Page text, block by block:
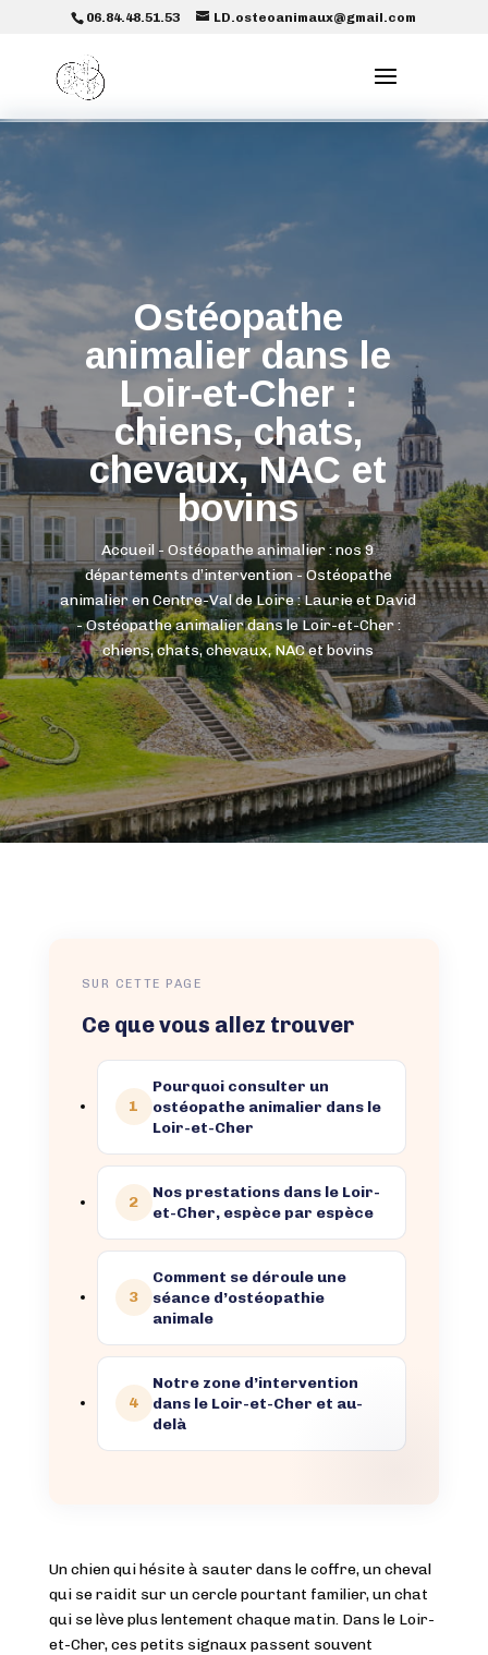
06.84.48.51.53 LD.osteoanimaux@gmail.com
Ostéopathe
animalier dans le
Loir-et-Cher :
chiens, chats,
chevaux, NAC et
bovins
Accueil -Ostéopathe animalier : nos 9
départements d’intervention-Ostéopathe
animalier en Centre-Val de Loire : Laurie et David
-Ostéopathe animalier dans le Loir-et-Cher :
chiens, chats, chevaux, NAC et bovins
SUR CETTE PAGE
Ce que vous allez trouver
1
Pourquoi consulter un
ostéopathe animalier dans le
Loir-et-Cher
2
Nos prestations dans le Loir-
et-Cher, espèce par espèce
3
Comment se déroule une
séance d’ostéopathie
animale
4
Notre zone d’intervention
dans le Loir-et-Cher et au-
delà
Un chien qui hésite à sauter dans le coffre, un cheval
qui se raidit sur un cercle pourtant familier, un chat
qui se lève plus lentement chaque matin. Dans le Loir-
et-Cher, ces petits signaux passent souvent